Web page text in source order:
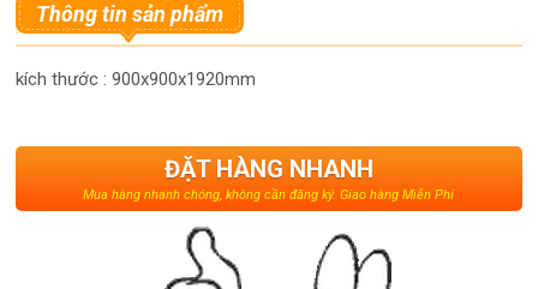
Thông tin sản phẩm
kích thước : 900x900x1920mm
ĐẶT HÀNG NHANH
Mua hàng nhanh chóng, không cần đăng ký. Giao hàng Miễn Phí